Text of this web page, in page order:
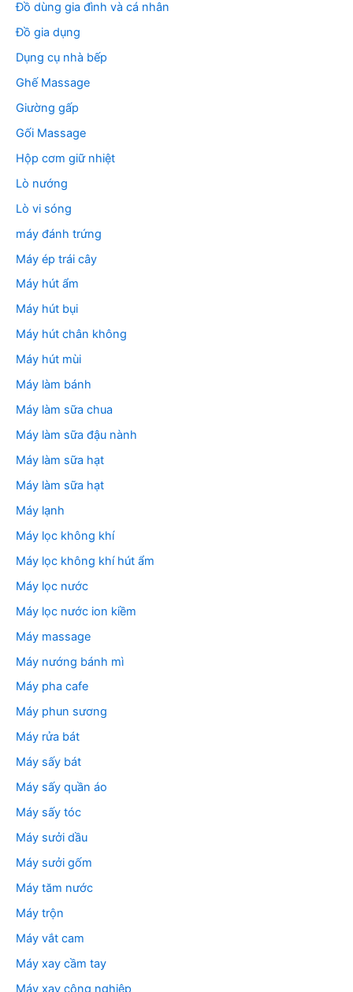
Đồ dùng gia đình và cá nhân
Đồ gia dụng
Dụng cụ nhà bếp
Ghế Massage
Giường gấp
Gối Massage
Hộp cơm giữ nhiệt
Lò nướng
Lò vi sóng
máy đánh trứng
Máy ép trái cây
Máy hút ẩm
Máy hút bụi
Máy hút chân không
Máy hút mùi
Máy làm bánh
Máy làm sữa chua
Máy làm sữa đậu nành
Máy làm sữa hạt
Máy làm sữa hạt
Máy lạnh
Máy lọc không khí
Máy lọc không khí hút ẩm
Máy lọc nước
Máy lọc nước ion kiềm
Máy massage
Máy nướng bánh mì
Máy pha cafe
Máy phun sương
Máy rửa bát
Máy sấy bát
Máy sấy quần áo
Máy sấy tóc
Máy sưởi dầu
Máy sưởi gốm
Máy tăm nước
Máy trộn
Máy vắt cam
Máy xay cầm tay
Máy xay công nghiệp